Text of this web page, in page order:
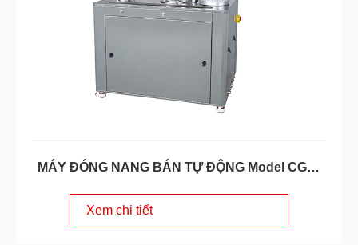
MÁY ĐÓNG NANG BÁN TỰ ĐỘNG Model CGN-
Xem chi tiết